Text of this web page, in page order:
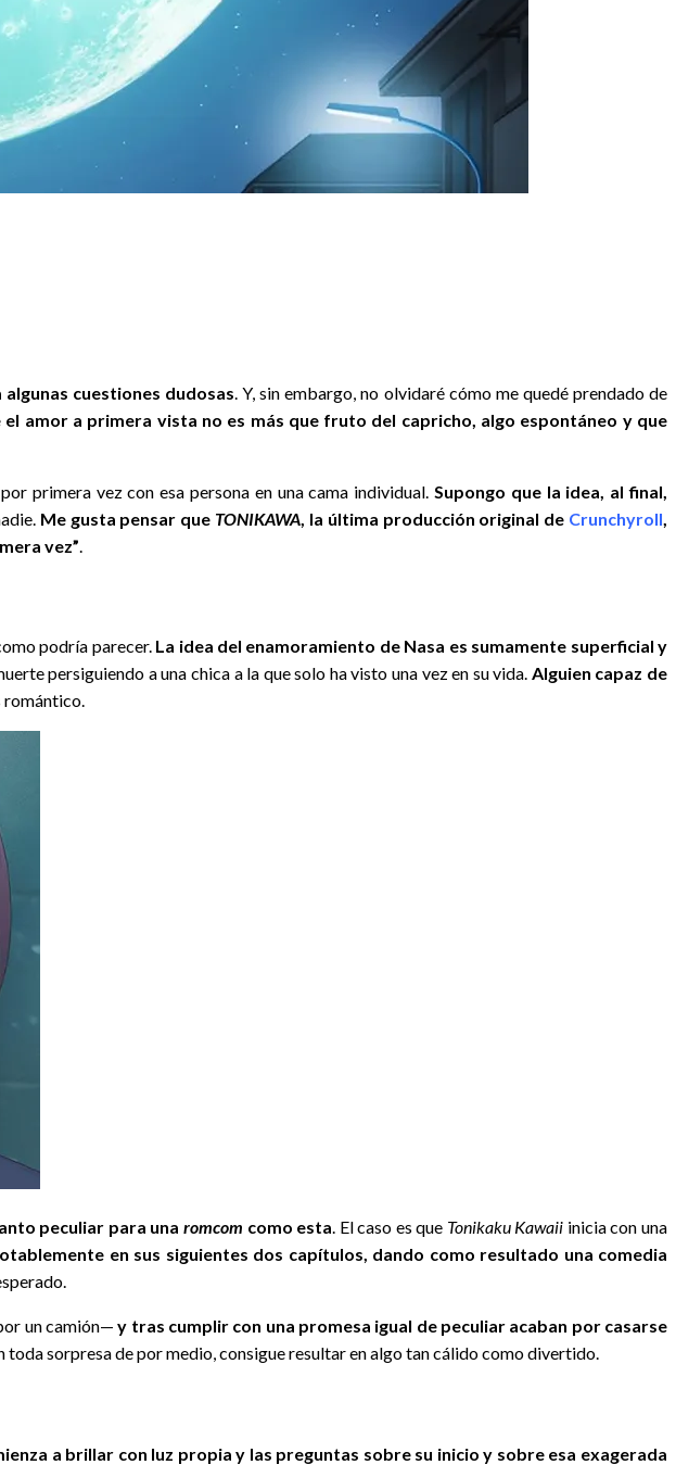
cuestiones dudosas. Y, sin embargo, no olvidaré cómo me quedé prendado de
el amor a primera vista no es más que fruto del capricho, algo espontáneo y que
primera vez con esa persona en una cama individual.Supongo que la idea, al final,
Me gusta pensar que TONIKAWA, la última producción original de Crunchyroll,
vez”.
podría parecer. La idea del enamoramiento de Nasa es sumamente superficial y
persiguiendo a una chica a la que solo ha visto una vez en su vida. Alguien capaz de
romántico.
peculiar para unaromcom como esta. El caso es que Tonikaku Kawaii inicia con una
en sus siguientes dos capítulos, dando como resultado una comedia
un camión—y tras cumplir con una promesa igual de peculiar acaban por casarse
toda sorpresa de por medio, consigue resultar en algo tan cálido como divertido.
a brillar con luz propia y las preguntas sobre su inicio y sobre esa exagerada